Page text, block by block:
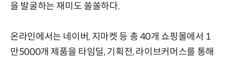
을 발굴하는 재미도 쏠쏠하다.
온라인에서는 네이버, 지마켓 등 총 40개 쇼핑몰에서 1
만5000개 제품을 타임딜, 기획전, 라이브커머스를 통해